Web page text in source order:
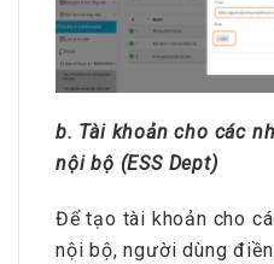
b. Tài khoản cho các
nội bộ (ESS Dept)
Để tạo tài khoản cho
nội bộ, người dùng